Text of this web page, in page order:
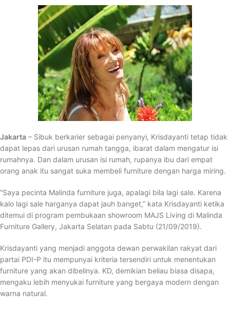
Jakarta – Sibuk berkarier sebagai penyanyi, Krisdayanti tetap tidak
dapat lepas dari urusan rumah tangga, ibarat dalam mengatur isi
rumahnya. Dan dalam urusan isi rumah, rupanya ibu dari empat
orang anak itu sangat suka membeli furniture dengan harga miring.
“Saya pecinta Malinda furniture juga, apalagi bila lagi sale. Karena
kalo lagi sale harganya dapat jauh banget,” kata Krisdayanti ketika
ditemui di program pembukaan showroom MAJS Living di Malinda
Furniture Gallery, Jakarta Selatan pada Sabtu (21/09/2019).
Krisdayanti yang menjadi anggota dewan perwakilan rakyat dari
partai PDI-P itu mempunyai kriteria tersendiri untuk menentukan
furniture yang akan dibelinya. KD, demikian beliau biasa disapa,
mengaku lebih menyukai furniture yang bergaya modern dengan
warna natural.